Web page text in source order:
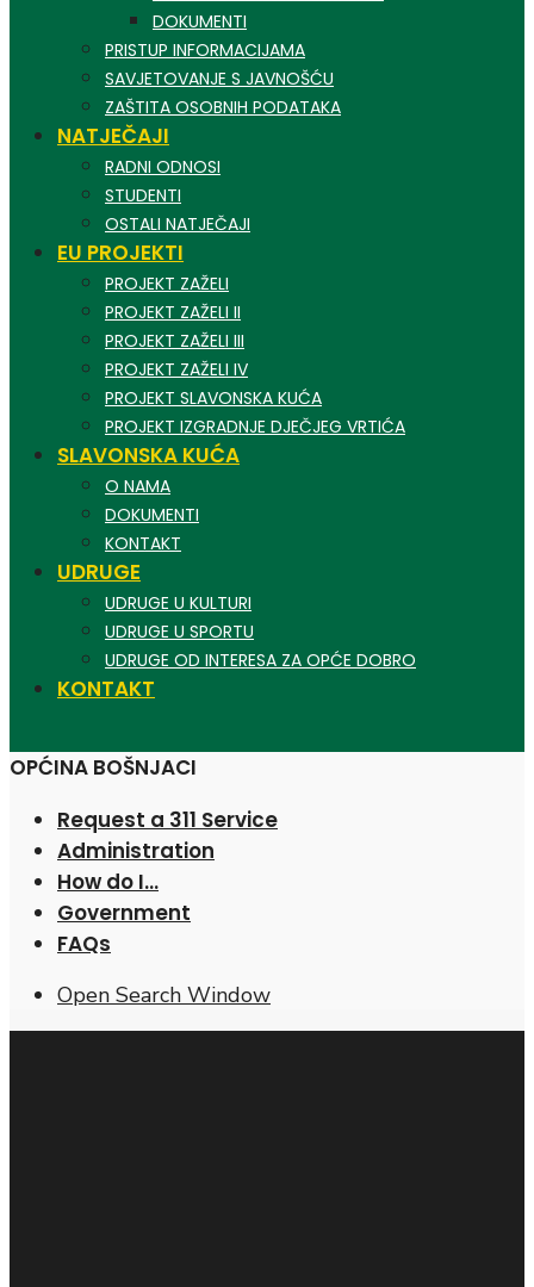
DOKUMENTI
PRISTUP INFORMACIJAMA
SAVJETOVANJE S JAVNOŠĆU
ZAŠTITA OSOBNIH PODATAKA
NATJEČAJI
RADNI ODNOSI
STUDENTI
OSTALI NATJEČAJI
EU PROJEKTI
PROJEKT ZAŽELI
PROJEKT ZAŽELI II
PROJEKT ZAŽELI III
PROJEKT ZAŽELI IV
PROJEKT SLAVONSKA KUĆA
PROJEKT IZGRADNJE DJEČJEG VRTIĆA
SLAVONSKA KUĆA
O NAMA
DOKUMENTI
KONTAKT
UDRUGE
UDRUGE U KULTURI
UDRUGE U SPORTU
UDRUGE OD INTERESA ZA OPĆE DOBRO
KONTAKT
OPĆINA BOŠNJACI
Request a 311 Service
Administration
How do I…
Government
FAQs
Open Search Window